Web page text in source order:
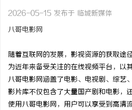
2026-05-15 发布于 临城新媒体
八哥电影网
随着互联网的发展，影视资源的获取途
为近年来备受关注的在线视频平台，以
八哥电影网涵盖了电影、电视剧、综艺
影片库不仅包含了大量国产剧和电影，
使用八哥电影网，用户可以享受到高清